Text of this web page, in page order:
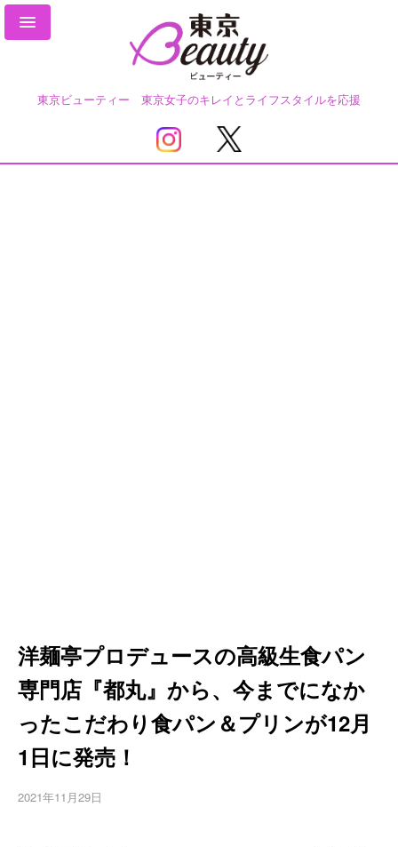
東京ビューティー 東京女子のキレイとライフスタイルを応援
洋麺亭プロデュースの高級生食パン
専門店『都丸』から、今までになか
ったこだわり食パン＆プリンが12月
1日に発売！
2021年11月29日